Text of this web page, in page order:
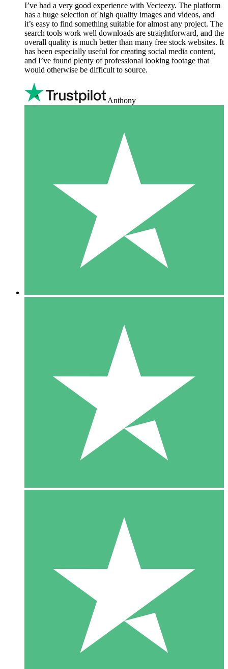
I’ve had a very good experience with Vecteezy. The platform
has a huge selection of high quality images and videos, and
it’s easy to find something suitable for almost any project. The
search tools work well downloads are straightforward, and the
overall quality is much better than many free stock websites. It
has been especially useful for creating social media content,
and I’ve found plenty of professional looking footage that
would otherwise be difficult to source.
Anthony